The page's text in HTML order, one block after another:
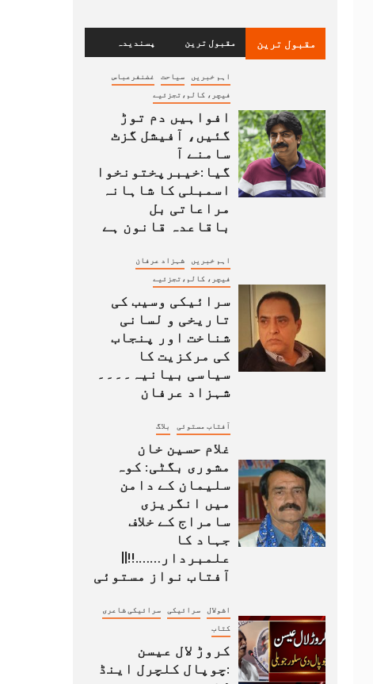
مقبول ترین مقبول ترین پسندیدہ
اہم خبریں سیاحت غضنفرعباس
فیچر، کالم،تجزئیے
افواہیں دم توڑ
گئیں، آفیشل گزٹ
سامنے آ
گیا:خیبرپختونخوا
اسمبلی کا شاہانہ
مراعاتی بل
باقاعدہ قانون ہے
اہم خبریں شہزاد عرفان
فیچر، کالم،تجزئیے
سرائیکی وسیب کی
تاریخی و لسانی
شناخت اور پنجاب
کی مرکزیت کا
سیاسی بیانیہ۔۔۔۔
شہزاد عرفان
آفتاب مستوئی بلاگ
غلام حسین خان
مشوری بگٹی: کوہ
سلیمان کے دامن
میں انگریزی
سامراج کے خلاف
جہاد کا
علمبردار…….!!||
آفتاب نواز مستوئی
اشولال سرائیکی سرائیکی شاعری
کتاب
کروڑ لال عیسن
:چوپال کلچرل اینڈ